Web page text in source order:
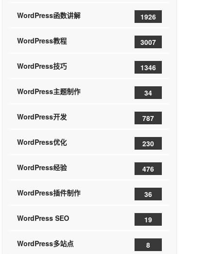
WordPress函数讲解 1926
WordPress教程 3007
WordPress技巧 1346
WordPress主题制作 34
WordPress开发 787
WordPress优化 230
WordPress经验 476
WordPress插件制作 36
WordPress SEO 19
WordPress多站点 8